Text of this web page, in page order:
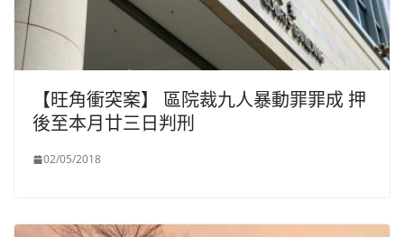
【旺角衝突案】 區院裁九人暴動罪罪成 押
後至本月廿三日判刑
02/05/2018